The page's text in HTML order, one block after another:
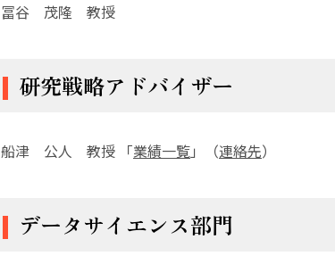
冨谷 茂隆 教授
研究戦略アドバイザー
船津 公人 教授 「業績一覧」（連絡先）
データサイエンス部門